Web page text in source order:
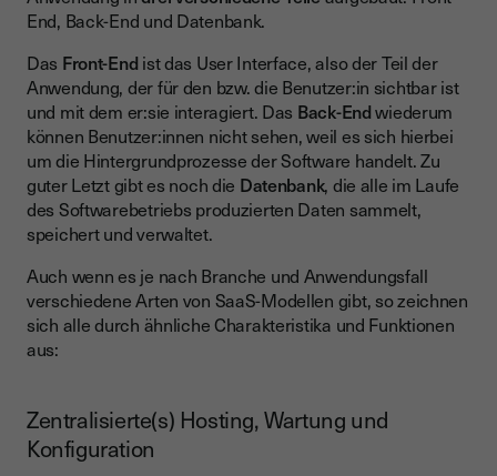
End, Back-End und Datenbank.
Das Front-End ist das User Interface, also der Teil der
Anwendung, der für den bzw. die Benutzer:in sichtbar ist
und mit dem er:sie interagiert. Das Back-Endwiederum
können Benutzer:innen nicht sehen, weil es sich hierbei
um die Hintergrundprozesse der Software handelt. Zu
guter Letzt gibt es noch die Datenbank, die alle im Laufe
des Softwarebetriebs produzierten Daten sammelt,
speichert und verwaltet.
Auch wenn es je nach Branche und Anwendungsfall
verschiedene Arten von SaaS-Modellen gibt, so zeichnen
sich alle durch ähnliche Charakteristika und Funktionen
aus:
Zentralisierte(s) Hosting, Wartung und
Konfiguration